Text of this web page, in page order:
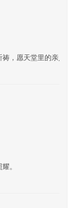
，愿天堂里的亲人
。